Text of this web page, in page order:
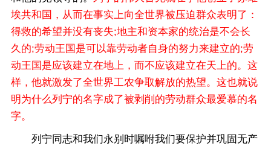
埃共和国，从而在事实上向全世界被压迫群众表明了：
得救的希望并没有丧失;地主和资本家的统治是不会长
久的;劳动王国是可以靠劳动者自身的努力来建立的;劳
动王国是应该建立在地上，而不应该建立在天上的。这
样，他就激发了全世界工农争取解放的热望。这也就说
明为什么列宁的名字成了被剥削的劳动群众最爱慕的名
字。
列宁同志和我们永别时嘱咐我们要保护并巩固无产